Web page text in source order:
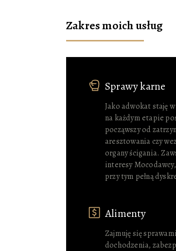
Zakres moich usług
Sprawy karne
Jako adwokat staję
na każdym etapie
począwszy od
aresztowania czy
organy ścigania.
interesy
przy tym pełną
Alimenty
Zajmuję się
dochodzenia,